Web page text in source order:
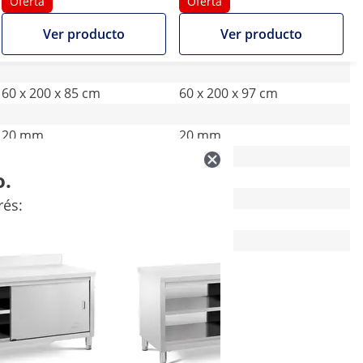
Cateringg
Ver producto
Royal Catering
Ver producto
60 x 200 x 85 cm
60 x 200 x 97 cm
20 mm
20 mm
1 Pc
500 kg
500 kg